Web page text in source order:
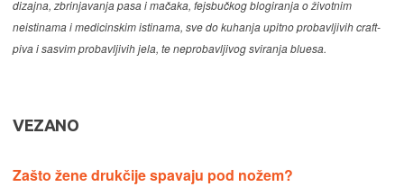
dizajna, zbrinjavanja pasa i mačaka, fejsbučkog blogiranja o životnim
neistinama i medicinskim istinama, sve do kuhanja upitno probavljivih craft-
piva i sasvim probavljivih jela, te neprobavljivog sviranja bluesa.
VEZANO
Zašto žene drukčije spavaju pod nožem?